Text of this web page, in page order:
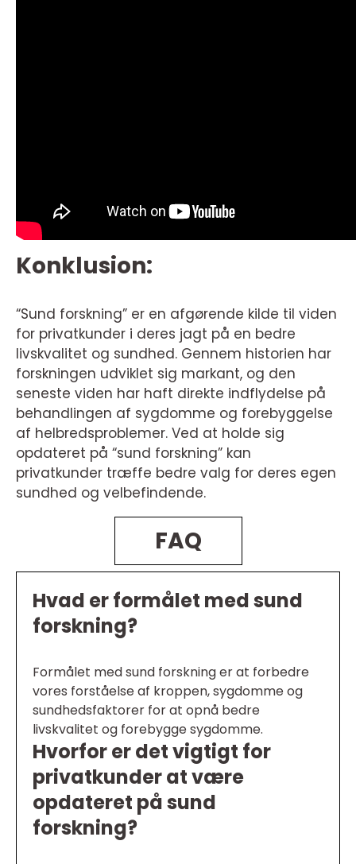
Konklusion:
“Sund forskning” er en afgørende kilde til viden
for privatkunder i deres jagt på en bedre
livskvalitet og sundhed. Gennem historien har
forskningen udviklet sig markant, og den
seneste viden har haft direkte indflydelse på
behandlingen af sygdomme og forebyggelse
af helbredsproblemer. Ved at holde sig
opdateret på “sund forskning” kan
privatkunder træffe bedre valg for deres egen
sundhed og velbefindende.
FAQ
Hvad er formålet med sund
forskning?
Formålet med sund forskning er at forbedre
vores forståelse af kroppen, sygdomme og
sundhedsfaktorer for at opnå bedre
livskvalitet og forebygge sygdomme.
Hvorfor er det vigtigt for
privatkunder at være
opdateret på sund
forskning?